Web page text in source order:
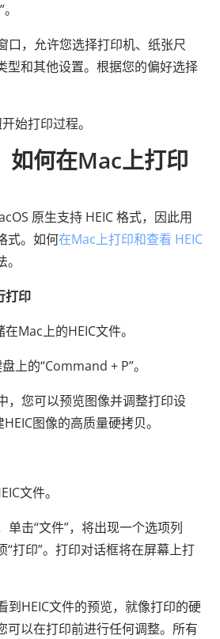
口，允许您选择打印机、纸张尺
型和其他设置。根据您的偏好选择
始打印过程。
如何在Mac上打印
原生支持 HEIC 格式，因此用
式。如何在Mac上打印和查看 HEIC
打印
Mac上的HEIC文件。
上的“Command + P”。
，您可以预览图像并调整打印设
图像的高质量硬拷贝。
文件。
单击“文件”，将出现一个选项列
“打印”。打印对话框将在屏幕上打
到HEIC文件的预览，就像打印的硬
可以在打印前进行任何调整。所有